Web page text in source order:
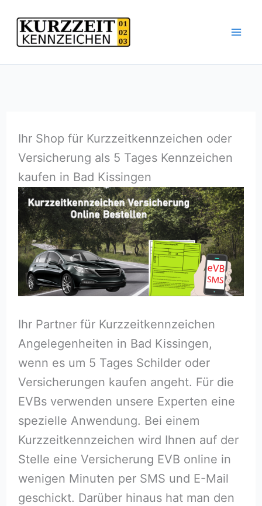
Inhalt
springen
Ihr Shop für Kurzzeitkennzeichen oder
Versicherung als 5 Tages Kennzeichen
kaufen in Bad Kissingen
Ihr Partner für Kurzzeitkennzeichen
Angelegenheiten in Bad Kissingen,
wenn es um 5 Tages Schilder oder
Versicherungen kaufen angeht. Für die
EVBs verwenden unsere Experten eine
spezielle Anwendung. Bei einem
Kurzzeitkennzeichen wird Ihnen auf der
Stelle eine Versicherung EVB online in
wenigen Minuten per SMS und E-Mail
geschickt. Darüber hinaus hat man den